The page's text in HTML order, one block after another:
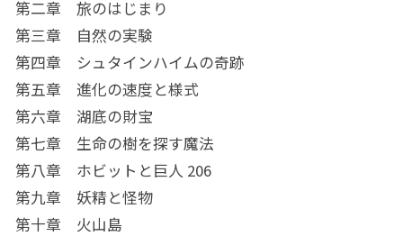
第二章 旅のはじまり
第三章 自然の実験
第四章 シュタインハイムの奇跡
第五章 進化の速度と様式
第六章 湖底の財宝
第七章 生命の樹を探す魔法
第八章 ホビットと巨人 206
第九章 妖精と怪物
第十章 火山島